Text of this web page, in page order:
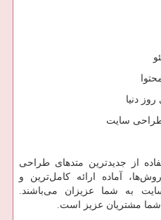
دنیا
سایت
از جدیدترین متدهای طراحی
آماده ارائه کامل‌ترین و
به شما عزیزان می‌باشند.
مشتریان عزیز است.